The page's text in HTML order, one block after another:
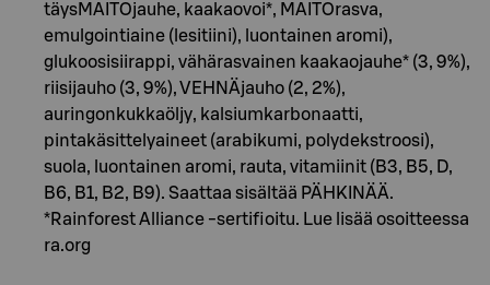
täysMAITOjauhe, kaakaovoi*, MAITOrasva,
emulgointiaine (lesitiini), luontainen aromi),
glukoosisiirappi, vähärasvainen kaakaojauhe* (3, 9%),
riisijauho (3, 9%), VEHNÄjauho (2, 2%),
auringonkukkaöljy, kalsiumkarbonaatti,
pintakäsittelyaineet (arabikumi, polydekstroosi),
suola, luontainen aromi, rauta, vitamiinit (B3, B5, D,
B6, B1, B2, B9). Saattaa sisältää PÄHKINÄÄ.
*Rainforest Alliance -sertifioitu. Lue lisää osoitteessa
ra.org